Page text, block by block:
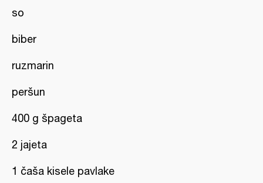
so
biber
ruzmarin
peršun
400 g špageta
2 jajeta
1 čaša kisele pavlake